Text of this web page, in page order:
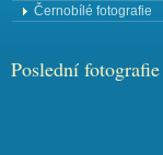
Černobílé fotografie
Poslední fotografie